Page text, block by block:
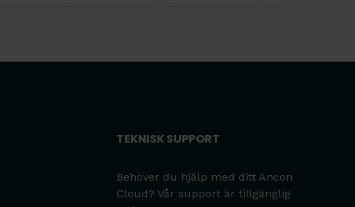
TEKNISK SUPPORT
Behöver du hjälp med ditt Ancon
Cloud? Vår support är tillgänglig